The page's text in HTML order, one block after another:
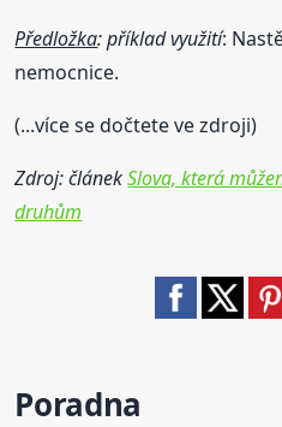
Předložka: příklad využití:
nemocnice.
(...více se dočtete ve zdroji)
Zdroj: článekSlova, která
druhům
Poradna